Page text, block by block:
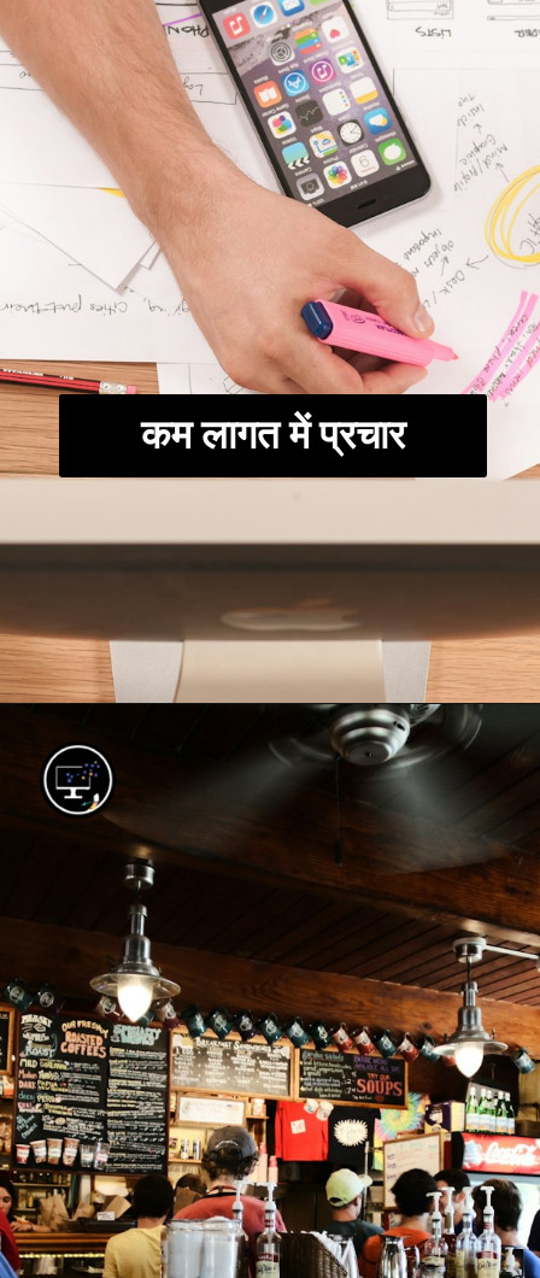
कम लागत में प्रचार